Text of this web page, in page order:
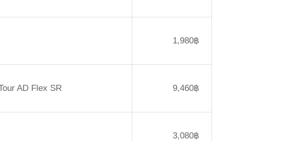
1,980฿
AD Flex SR 9,460฿
3,080฿